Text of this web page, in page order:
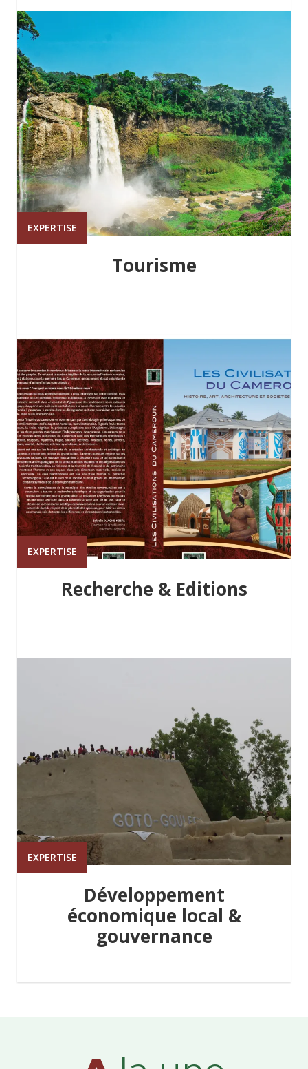
EXPERTISE
Tourisme
EXPERTISE
Recherche & Editions
EXPERTISE
Développement
économique local &
gouvernance